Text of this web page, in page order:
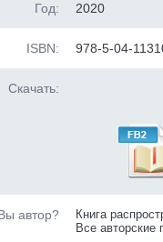
Год: 2020
ISBN: 978-5-04-
Скачать:
автор?
Книга
Все авторские